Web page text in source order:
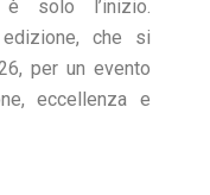
è solo l’inizio.
che si
per un evento
eccellenza e